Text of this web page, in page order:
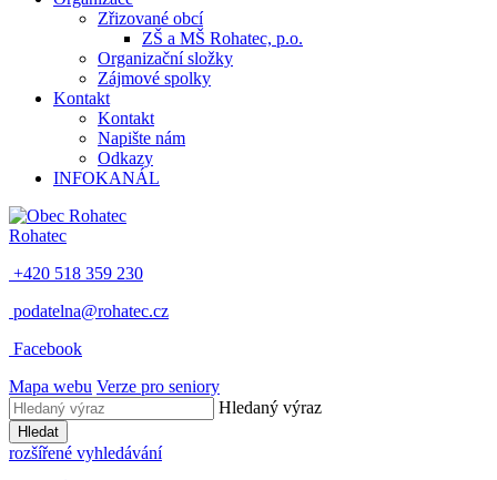
Zřizované obcí
ZŠ a MŠ Rohatec, p.o.
Organizační složky
Zájmové spolky
Kontakt
Kontakt
Napište nám
Odkazy
INFOKANÁL
Rohatec
+420 518 359 230
podatelna@rohatec.cz
Facebook
Mapa webu Verze pro seniory
Hledaný výraz
Hledat
rozšířené vyhledávání